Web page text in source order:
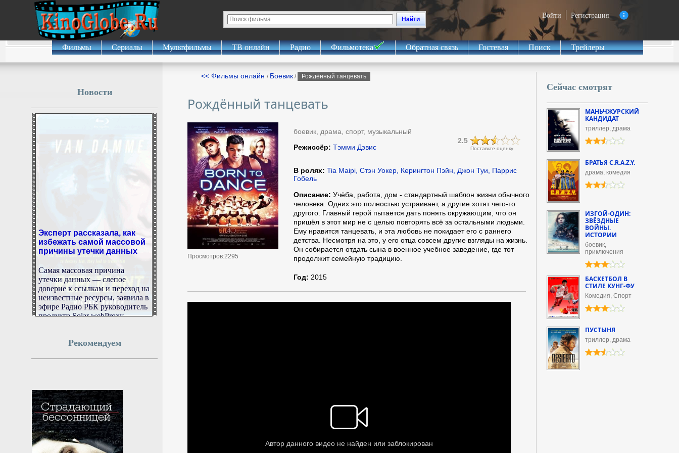
Войти Регистрация
Найти
Фильмы Сериалы Мультфильмы ТВ онлайн Радио Фильмотека Обратная связь Гостевая Поиск Трейлеры
<< Фильмы онлайн / Боевик / Рождённый танцевать
Рождённый танцевать
Просмотров:2295
боевик, драма, спорт, музыкальный
Поставьте оценку
2.5
Режиссёр: Тэмми Дэвис
В ролях: Tia Maipi, Стэн Уокер, Керингтон Пэйн, Джон Туи, Паррис
Гобель
Описание: Учёба, работа, дом - стандартный шаблон жизни обычного
человека. Одних это полностью устраивает, а другие хотят чего-то
другого. Главный герой пытается дать понять окружающим, что он
пришёл в этот мир не с целью повторять всё за остальными людьми.
Ему нравится танцевать, и эта любовь не покидает его с раннего
детства. Несмотря на это, у его отца совсем другие взгляды на жизнь.
Он собирается отдать сына в военное учебное заведение, где тот
продолжит семейную традицию.
Год: 2015
Новости
Эксперт рассказала, как
избежать самой массовой
причины утечки данных
Самая массовая причина
утечки данных — слепое
доверие к ссылкам и переход на
неизвестные ресурсы, заявила в
эфире Радио РБК руководитель
продукта Solar webProxy
7 августа 2026г.
с ЕАЭС остаётся
приоритетом Армении
Армения продолжит линию на
углубление связей с
государствами Евразийского
экономического союза. Об этом
Рекомендуем
Сейчас смотрят
МАНЬЧЖУРСКИЙ
КАНДИДАТ
триллер, драма
БРАТЬЯ C.R.A.Z.Y.
драма, комедия
ИЗГОЙ-ОДИН:
ЗВЁЗДНЫЕ
ВОЙНЫ.
ИСТОРИИ
боевик,
приключения
БАСКЕТБОЛ В
СТИЛЕ КУНГ-ФУ
Комедия, Спорт
ПУСТЫНЯ
триллер, драма